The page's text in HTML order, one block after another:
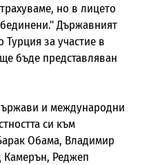
но в лицето
Държавният
за участие в
бъде представляван
и международни
си към
Обама, Владимир
Камерън, Реджеп